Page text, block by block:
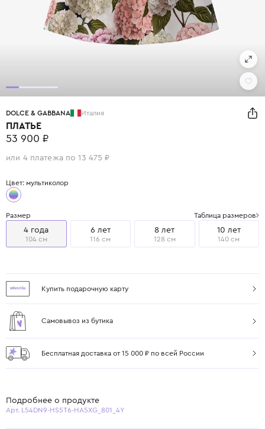
DOLCE & GABBANA Италия
ПЛАТЬЕ
53 900 ₽
или 4 платежа по 13 475 ₽
Цвет: мультиколор
Размер Таблица размеров
4 года
104 см
6 лет
116 см
8 лет
128 см
10 лет
140 см
Купить подарочную карту
Самовывоз из бутика
Бесплатная доставка от 15 000 ₽ по всей России
Подробнее о продукте
Арт. L54DN9-HS5T6-HA5XG_801_4Y